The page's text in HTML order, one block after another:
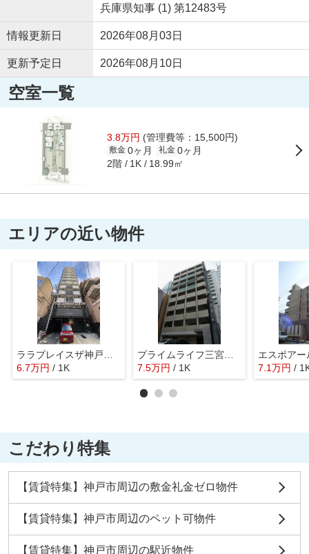
兵庫県知事 (1) 第12483号
情報更新日 2026年08月03日
更新予定日 2026年08月10日
空室一覧
3.8万円 (管理費等：15,500円)
敷金 0ヶ月 礼金 0ヶ月
2階 1K 18.99㎡
エリアの近い物件
ララプレイスザ神戸シルフ
6.7万円 / 1K
プライムライフ三宮磯上公園
7.5万円 / 1K
エスポアー
7.1万円 /
こだわり特集
【賃貸特集】神戸市周辺の敷金礼金ゼロ物件
【賃貸特集】神戸市周辺のペット可物件
【賃貸特集】神戸市周辺の駅近物件